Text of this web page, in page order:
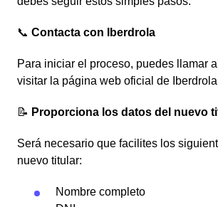
📞 Contacta con Iberdrola
Para iniciar el proceso, puedes llamar al
visitar la página web oficial de
📝 Proporciona los datos del nuevo
Será necesario que facilites los
nuevo titular:
Nombre completo